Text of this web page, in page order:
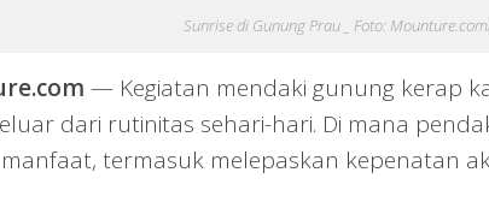
Sunrise di Gunung Prau _ Foto:
— Kegiatan mendaki gunung kerap
dari rutinitas sehari-hari. Di mana
termasuk melepaskan kepenatan